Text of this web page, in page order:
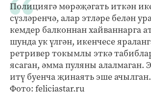
Полициягә мөрәҗәгать иткән
сүзләренчә, алар этләре белән
кемдер балконнан хайваннарга
шунда ук үлгән, икенчесе
ретривер токымлы эткә
ясаган, әмма пуляны алалмаган.
итү буенча җинаять эше ачылган.
Фото: feliciastar.ru